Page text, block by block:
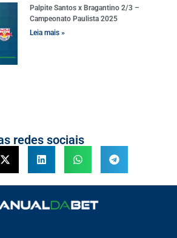
Palpite Santos x Bragantino 2/3 –
Campeonato Paulista 2025
Leia mais »
redes sociais